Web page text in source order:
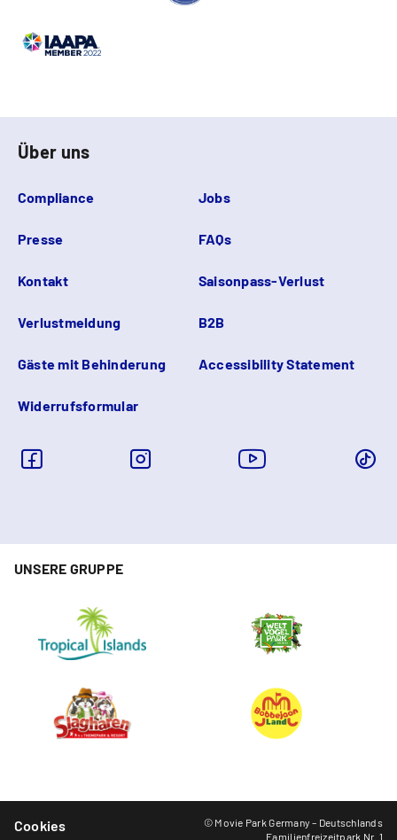
Über uns
Compliance Jobs
Presse FAQs
Kontakt Saisonpass-Verlust
Verlustmeldung B2B
Gäste mit Behinderung Accessibility Statement
Widerrufsformular
UNSERE GRUPPE
Cookies
© Movie Park Germany – Deutschlands
Familienfreizeitpark Nr. 1